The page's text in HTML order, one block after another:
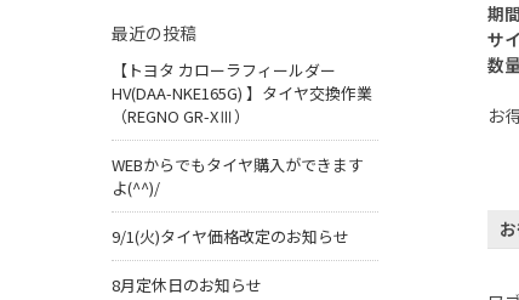
期
サ
数
お
最近の投稿
【トヨタ カローラフィールダー
HV(DAA-NKE165G) 】タイヤ交換作業
（REGNO GR-XⅢ）
WEBからでもタイヤ購入ができます
よ(^^)/
9/1(火)タイヤ価格改定のお知らせ
8月定休日のお知らせ